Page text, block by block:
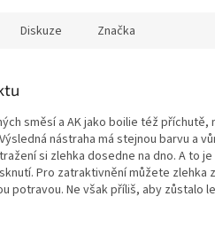
Diskuze Značka
směsí a AK jako boilie též příchutě,
nástraha má stejnou barvu a
si zlehka dosedne na dno. A to
Pro zatraktivnění můžete zlehka
potravou. Ne však příliš, aby zůstalo